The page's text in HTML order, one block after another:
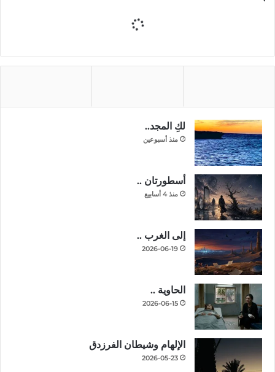
لكِ المجد..
منذ أسبوعين
أسطورتان ..
منذ 4 أسابيع
إلى الغرب ..
2026-06-19
الحاوية ..
2026-06-15
الإلهام وشيطان الفرزدق
2026-05-23